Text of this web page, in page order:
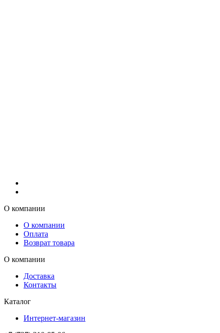
О компании
О компании
Оплата
Возврат товара
О компании
Доставка
Контакты
Каталог
Интернет-магазин